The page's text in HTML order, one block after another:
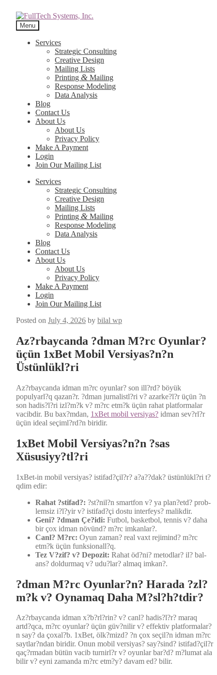
Menu
Services
Strategic Consulting
Creative Design
Mailing Lists
Printing & Mailing
Response Modeling
Data Analysis
Blog
Contact Us
About Us
About Us
Privacy Policy
Make A Payment
Login
Join Our Mailing List
Services
Strategic Consulting
Creative Design
Mailing Lists
Printing & Mailing
Response Modeling
Data Analysis
Blog
Contact Us
About Us
About Us
Privacy Policy
Make A Payment
Login
Join Our Mailing List
Posted on July 4, 2026 by bilal wp
Az?rbaycanda ?dman M?rc Oyunlar?
üçün 1xBet Mobil Versiyas?n?n
Üstünlükl?ri
Az?rbaycanda idman m?rc oyun­lar? son ill?rd? böyük
populyarl?q qazan?r. ?dman jurnalistl?ri v? azarke?l?r üçün ?n
son hadis?l?ri izl?m?k v? m?rc etm?k üçün rahat plat­for­malar
vacib­dir. Bu bax?mdan, 1xBet mobil ver­siyas? idman sev?rl?r
üçün ide­al seçiml?rd?n biridir.
1xBet Mobil Versiyas?n?n ?sas
Xüsusiyy?tl?ri
1xBet-in mobil ver­siyas? istifad?çil?r? a?a??dak? üstünlükl?ri t?
qdim edir:
Rahat ?sti­fad?: ?st?nil?n smart­fon v? ya plan?etd? prob­
lem­siz i?l?yir v? istifad?çi dos­tu inter­feys? malikdir.
Geni? ?dman Çe?idi: Fut­bol, bas­ket­bol, ten­nis v? daha
bir çox idman növünd? m?rc imkan­lar?.
Canl? M?rc: Oyun zaman? real vaxt reji­mind? m?rc
etm?k üçün funksionall?q.
Tez V?zif? v? Depoz­it: Rahat öd?ni? metod­lar? il? bal­
ans? doldur­maq v? udu?lar? almaq imkan?.
?dman M?rc Oyunlar?n? Harada ?zl?
m?k v? Oynamaq Daha M?sl?h?tdir?
Az?rbaycanda idman x?b?rl?rin? v? canl? hadis?l?r? maraq
artd?qca, m?rc oyun­lar? üçün güv?nilir v? effek­tiv platformalar?
n say? da çoxal?b. 1xBet, ölk?mizd? ?n çox seçil?n idman m?rc
saytlar?ndan biridir. Onun mobil ver­siyas? say?sind? istifad?çil?r
qaç?rmadan bütün vacib turnirl?r v? oyun­lar bar?d? m?lumat ala
bilir v? eyni zaman­da m?rc etm?y? davam ed? bilir.